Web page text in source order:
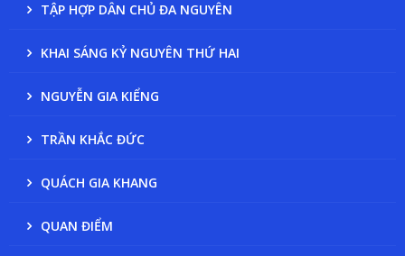
TẬP HỢP DÂN CHỦ ĐA NGUYÊN
KHAI SÁNG KỶ NGUYÊN THỨ HAI
NGUYỄN GIA KIỂNG
TRẦN KHẮC ĐỨC
QUÁCH GIA KHANG
QUAN ĐIỂM